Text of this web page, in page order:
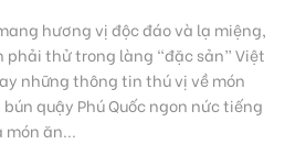
hương vị độc đáo và lạ miệng,
thử trong làng “đặc sản” Việt
những thông tin thú vị về món
quậy Phú Quốc ngon nức tiếng
món ăn...